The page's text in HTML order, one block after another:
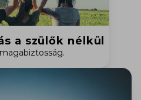
a szülők nélkül